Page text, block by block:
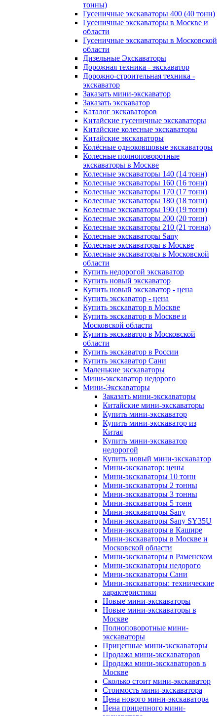
тонны)
Гусеничные экскаваторы 400 (40 тонн)
Гусеничные экскаваторы в Москве и
области
Гусеничные экскаваторы в Московской
области
Дизельные Экскаваторы
Дорожная техника - экскаватор
Дорожно-строительная техника -
экскаватор
Заказать мини-экскаватор
Заказать экскаватор
Каталог экскаваторов
Китайские гусеничные экскаваторы
Китайские колесные экскаваторы
Китайские экскаваторы
Колёсные одноковшовые экскаваторы
Колесные полноповоротные
экскаваторы в Москве
Колесные экскаваторы 140 (14 тонн)
Колесные экскаваторы 160 (16 тонн)
Колесные экскаваторы 170 (17 тонн)
Колесные экскаваторы 180 (18 тонн)
Колесные экскаваторы 190 (19 тонн)
Колесные экскаваторы 200 (20 тонн)
Колесные экскаваторы 210 (21 тонна)
Колесные экскаваторы Sany
Колесные экскаваторы в Москве
Колесные экскаваторы в Московской
области
Купить недорогой экскаватор
Купить новый экскаватор
Купить новый экскаватор - цена
Купить экскаватор - цена
Купить экскаватор в Москве
Купить экскаватор в Москве и
Московской области
Купить экскаватор в Московской
области
Купить экскаватор в России
Купить экскаватор Сани
Маленькие экскаваторы
Мини-экскаватор недорого
Мини-Экскаваторы
Заказать мини-экскаваторы
Китайские мини-экскаваторы
Купить мини-экскаватор
Купить мини-экскаватор из
Китая
Купить мини-экскаватор
недорогой
Купить новый мини-экскаватор
Мини-экскаватор: цены
Мини-экскаваторы 10 тонн
Мини-экскаваторы 2 тонны
Мини-экскаваторы 3 тонны
Мини-экскаваторы 5 тонн
Мини-экскаваторы Sany
Мини-экскаваторы Sany SY35U
Мини-экскаваторы в Кашире
Мини-экскаваторы в Москве и
Московской области
Мини-экскаваторы в Раменском
Мини-экскаваторы недорого
Мини-экскаваторы Сани
Мини-экскаваторы: технические
характеристики
Новые мини-экскаваторы
Новые мини-экскаваторы в
Москве
Полноповоротные мини-
экскаваторы
Прицепные мини-экскаваторы
Продажа мини-экскаваторов
Продажа мини-экскаваторов в
Москве
Сколько стоит мини-экскаватор
Стоимость мини-экскаватора
Цена нового мини-экскаватора
Цена прицепного мини-